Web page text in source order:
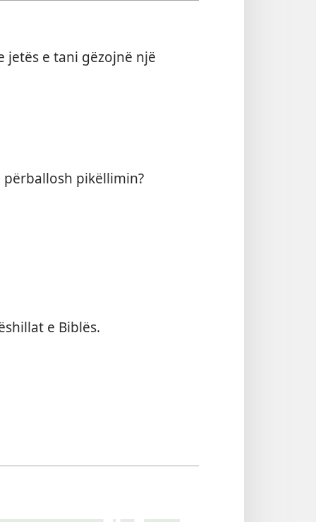
jetës e tani gëzojnë një
pikëllimin?
e Biblës.